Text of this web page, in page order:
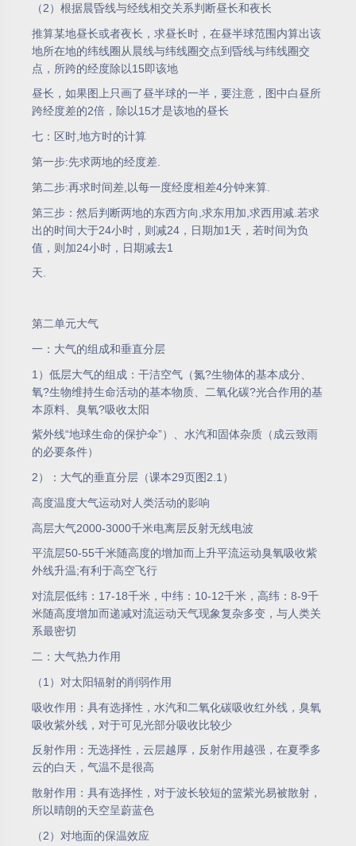
（2）根据晨昏线与经线相交关系判断昼长和夜长
推算某地昼长或者夜长，求昼长时，在昼半球范围内算出该
地所在地的纬线圈从晨线与纬线圈交点到昏线与纬线圈交
点，所跨的经度除以15即该地
昼长，如果图上只画了昼半球的一半，要注意，图中白昼所
跨经度差的2倍，除以15才是该地的昼长
七：区时,地方时的计算
第一步:先求两地的经度差.
第二步:再求时间差,以每一度经度相差4分钟来算.
第三步：然后判断两地的东西方向,求东用加,求西用减.若求
出的时间大于24小时，则减24，日期加1天，若时间为负
值，则加24小时，日期减去1
天.
第二单元大气
一：大气的组成和垂直分层
1）低层大气的组成：干洁空气（氮?生物体的基本成分、
氧?生物维持生命活动的基本物质、二氧化碳?光合作用的基
本原料、臭氧?吸收太阳
紫外线“地球生命的保护伞”）、水汽和固体杂质（成云致雨
的必要条件）
2）：大气的垂直分层（课本29页图2.1）
高度温度大气运动对人类活动的影响
高层大气2000-3000千米电离层反射无线电波
平流层50-55千米随高度的增加而上升平流运动臭氧吸收紫
外线升温;有利于高空飞行
对流层低纬：17-18千米，中纬：10-12千米，高纬：8-9千
米随高度增加而递减对流运动天气现象复杂多变，与人类关
系最密切
二：大气热力作用
（1）对太阳辐射的削弱作用
吸收作用：具有选择性，水汽和二氧化碳吸收红外线，臭氧
吸收紫外线，对于可见光部分吸收比较少
反射作用：无选择性，云层越厚，反射作用越强，在夏季多
云的白天，气温不是很高
散射作用：具有选择性，对于波长较短的篮紫光易被散射，
所以晴朗的天空呈蔚蓝色
（2）对地面的保温效应